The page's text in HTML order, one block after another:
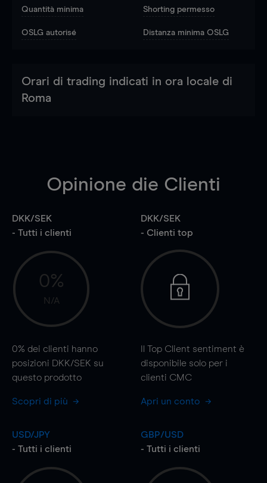
Quantità minima Shorting permesso
OSLG autorisé Distanza minima OSLG
Orari di trading indicati in ora locale di
Roma
Opinione die Clienti
DKK/SEK
- Tutti i clienti
0%
N/A
0% dei clienti hanno
posizioni DKK/SEK su
questo prodotto
Scopri di più
DKK/SEK
- Clienti top
Il Top Client sentiment è
disponibile solo per i
clienti CMC
Apri un conto
USD/JPY
- Tutti i clienti
GBP/USD
- Tutti i clienti